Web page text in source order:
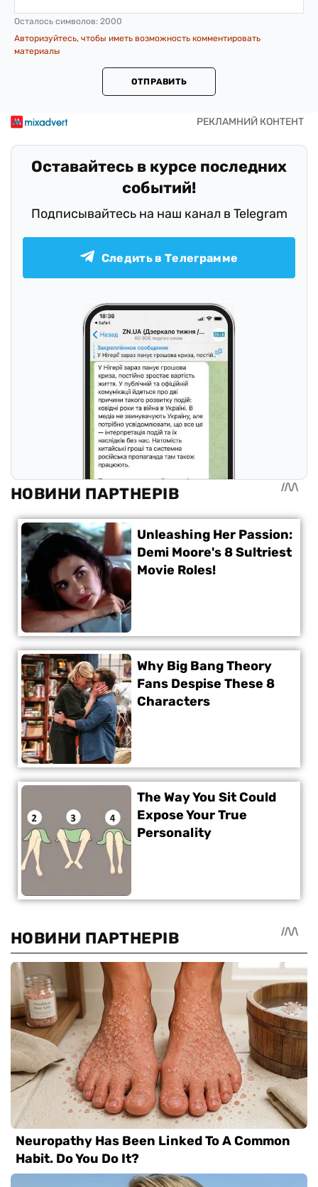
Осталось символов: 2000
Авторизуйтесь, чтобы иметь возможность комментировать
материалы
ОТПРАВИТЬ
Оставайтесь в курсе последних
событий!
Подписывайтесь на наш канал в Telegram
Следить в Телеграмме